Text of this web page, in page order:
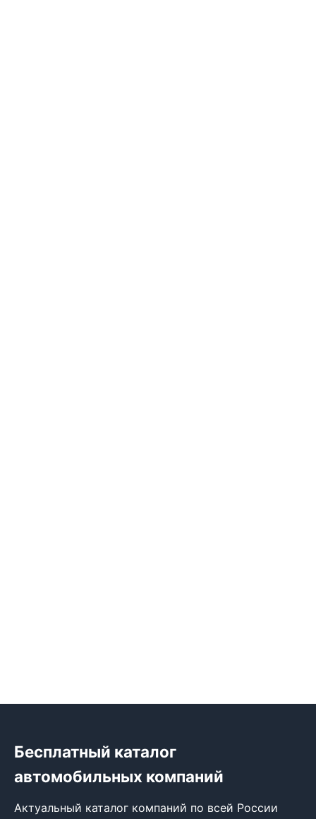
Бесплатный каталог
автомобильных компаний
Актуальный каталог компаний по всей России